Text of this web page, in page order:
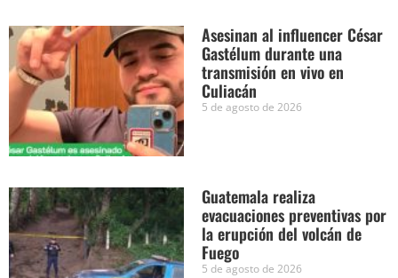
Asesinan al influencer César
Gastélum durante una
transmisión en vivo en
Culiacán
5 de agosto de 2026
Guatemala realiza
evacuaciones preventivas por
la erupción del volcán de
Fuego
5 de agosto de 2026